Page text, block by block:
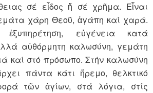
σέ εἶδος ἤ σέ χρῆμα. Εἶναι
χάρη Θεοῦ, ἀγάπη καί χαρά.
εὐγένεια κατά
αὐθόρμητη καλωσύνη, γεμάτη
καί στό πρόσωπο. Στήν καλωσύνη
πάντα κάτι ἤρεμο, θελκτικό
τῶν ἁγίων, στά λόγια, στίς